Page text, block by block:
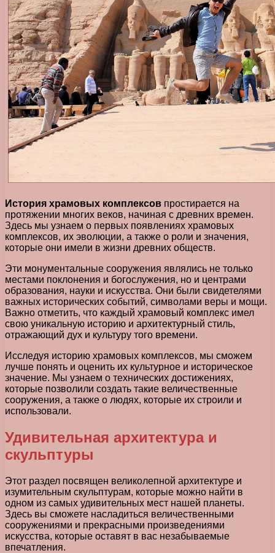
История храмовых комплексов простирается на
протяжении многих веков, начиная с древних времен.
Здесь мы узнаем о первых появлениях храмовых
комплексов, их эволюции, а также о роли и значения,
которые они имели в жизни древних обществ.
Эти монументальные сооружения являлись не только
местами поклонения и богослужения, но и центрами
образования, науки и искусства. Они были свидетелями
важных исторических событий, символами веры и мощи.
Важно отметить, что каждый храмовый комплекс имел
свою уникальную историю и архитектурный стиль,
отражающий дух и культуру того времени.
Исследуя историю храмовых комплексов, мы сможем
лучше понять и оценить их культурное и историческое
значение. Мы узнаем о технических достижениях,
которые позволили создать такие величественные
сооружения, а также о людях, которые их строили и
использовали.
Удивительная архитектура и
скульптуры
Этот раздел посвящен великолепной архитектуре и
изумительным скульптурам, которые можно найти в
одном из самых удивительных мест нашей планеты.
Здесь вы сможете насладиться величественными
сооружениями и прекрасными произведениями
искусства, которые оставят в вас незабываемые
впечатления.